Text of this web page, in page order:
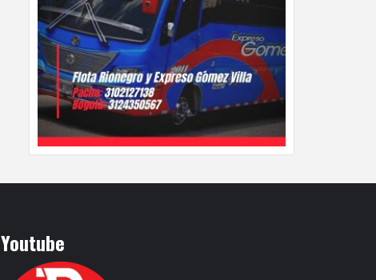
Youtube